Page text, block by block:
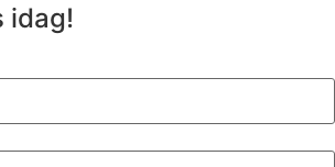
idag!